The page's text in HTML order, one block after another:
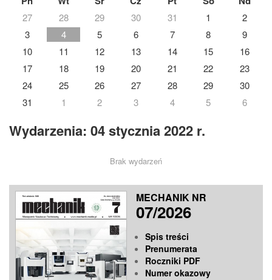
27 28 29 30 31 1
2
3
4 5 6 7 8
9
10
11 12 13 14 15
16
17
18 19 20 21 22
23
24
25 26 27 28 29
30
31
1 2 3 4 5 6
Wydarzenia: 04 stycznia 2022 r.
Brak wydarzeń
MECHANIK NR
07/2026
Spis treści
Prenumerata
Roczniki PDF
Numer okazowy